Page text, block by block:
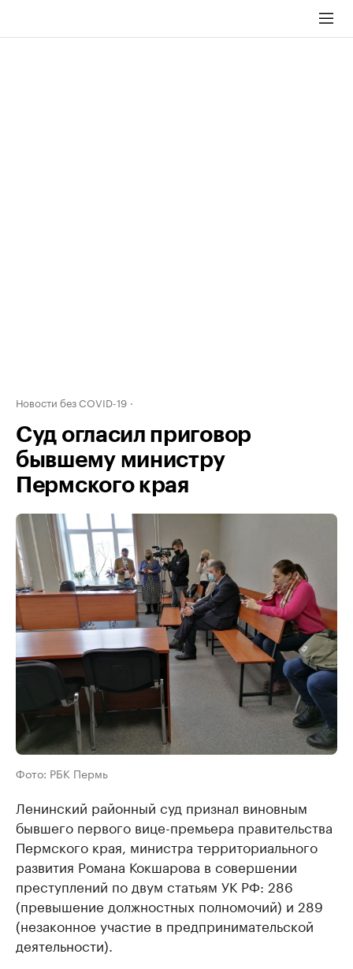
Новости без COVID-19
Суд огласил приговор
бывшему министру
Пермского края
Фото: РБК Пермь
Ленинский районный суд признал виновным
бывшего первого вице-премьера правительства
Пермского края, министра территориального
развития Романа Кокшарова в совершении
преступлений по двум статьям УК РФ: 286
(превышение должностных полномочий) и 289
(незаконное участие в предпринимательской
деятельности).